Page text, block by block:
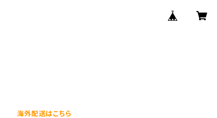
海外配送はこちら